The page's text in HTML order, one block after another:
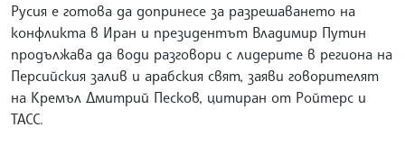
Русия е готова да допринесе за разрешаването на
конфликта в Иран и президентът Владимир Путин
продължава да води разговори с лидерите в региона на
Персийския залив и арабския свят, заяви говорителят
на Кремъл Дмитрий Песков, цитиран от Ройтерс и
ТАСС.